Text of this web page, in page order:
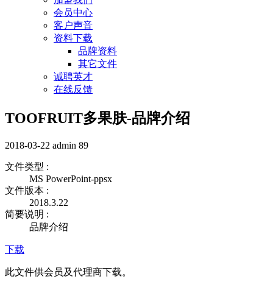
会员中心
客户声音
资料下载
品牌资料
其它文件
诚聘英才
在线反馈
TOOFRUIT多果肤-品牌介绍
2018-03-22 admin 89
文件类型 :
MS PowerPoint-ppsx
文件版本 :
2018.3.22
简要说明 :
品牌介绍
下载
此文件供会员及代理商下载。